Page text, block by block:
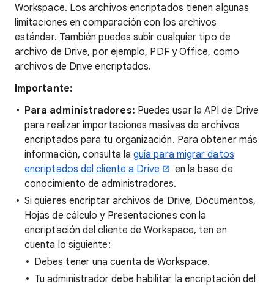
Workspace. Los archivos encriptados tienen algunas
limitaciones en comparación con los archivos
estándar. También puedes subir cualquier tipo de
archivo de Drive, por ejemplo, PDF y Office, como
archivos de Drive encriptados.
Importante:
Para administradores: Puedes usar la API de Drive
para realizar importaciones masivas de archivos
encriptados para tu organización. Para obtener más
información, consulta laguía para migrar datos
encriptados del cliente a Drive
en la base de
conocimiento de administradores.
Si quieres encriptar archivos de Drive, Documentos,
Hojas de cálculo y Presentaciones con la
encriptación del cliente de Workspace, ten en
cuenta lo siguiente:
Debes tener una cuenta de Workspace.
Tu administrador debe habilitar la encriptación del